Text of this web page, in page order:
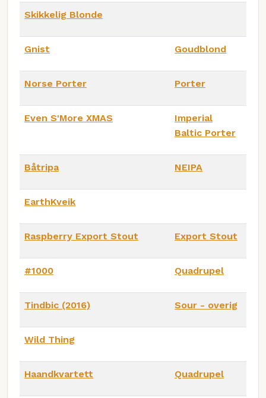
Skikkelig Blonde
Gnist Goudblond
Norse Porter Porter
Even S'More XMAS
Imperial
Baltic Porter
Båtripa NEIPA
EarthKveik
Raspberry Export Stout Export Stout
#1000 Quadrupel
Tindbic (2016) Sour - overig
Wild Thing
Haandkvartett Quadrupel